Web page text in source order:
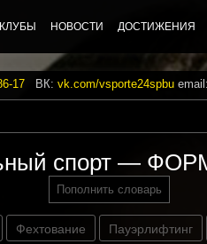
КЛУБЫ НОВОСТИ ДОСТИЖЕНИЯ
17 ВК: vk.com/vsporte24spbu email:
спорт —
Пополнить словарь
Фехтование Пауэрлифтинг